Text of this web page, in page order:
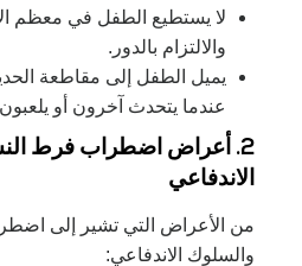
لا يستطيع الطفل في معظم
والالتزام بالدور.
يميل الطفل إلى مقاطعة
عندما يتحدث آخرون أو
2. أعراض اضطراب فرط
الاندفاعي
من الأعراض التي تشير إلى
والسلوك الاندفاعي: